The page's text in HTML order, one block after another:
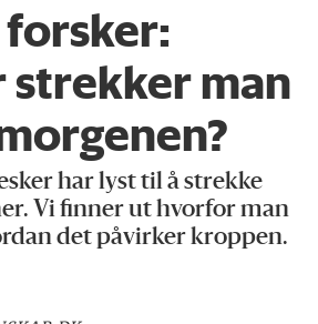
forsker:
man
har lyst til å strekke
Vi finner ut hvorfor man
det påvirker kroppen.